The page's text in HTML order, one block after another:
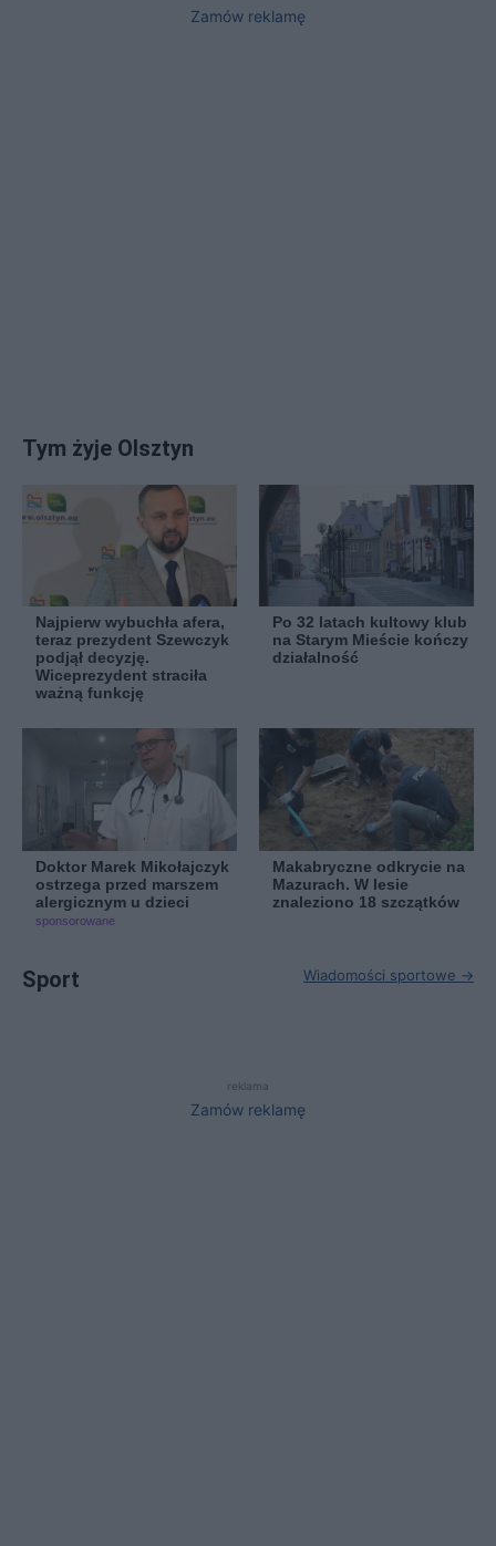
Zamów reklamę
Tym żyje Olsztyn
Najpierw wybuchła afera,
teraz prezydent Szewczyk
podjął decyzję.
Wiceprezydent straciła
ważną funkcję
Po 32 latach kultowy klub
na Starym Mieście kończy
działalność
Doktor Marek Mikołajczyk
ostrzega przed marszem
alergicznym u dzieci
sponsorowane
Makabryczne odkrycie na
Mazurach. W lesie
znaleziono 18 szczątków
Sport Wiadomości sportowe →
reklama
Zamów reklamę